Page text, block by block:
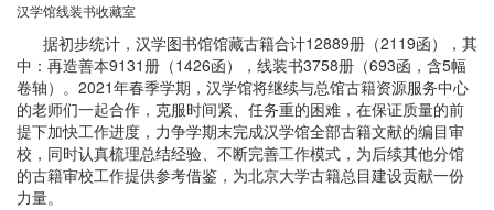
汉学馆线装书收藏室
据初步统计，汉学图书馆馆藏古籍合计12889册（2119函），其
中：再造善本9131册（1426函），线装书3758册（693函，含5幅
卷轴）。2021年春季学期，汉学馆将继续与总馆古籍资源服务中心
的老师们一起合作，克服时间紧、任务重的困难，在保证质量的前
提下加快工作进度，力争学期末完成汉学馆全部古籍文献的编目审
校，同时认真梳理总结经验、不断完善工作模式，为后续其他分馆
的古籍审校工作提供参考借鉴，为北京大学古籍总目建设贡献一份
力量。